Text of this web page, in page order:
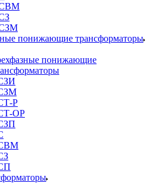
понижающие трансформаторы
понижающие
Р
ОР